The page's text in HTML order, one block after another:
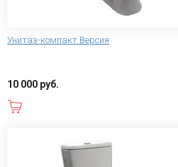
Унитаз-компакт Версия
10 000 руб.